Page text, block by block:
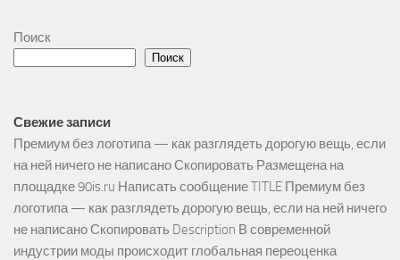
Поиск
Поиск
Свежие записи
Премиум без логотипа — как разглядеть дорогую вещь, если
на ней ничего не написано Скопировать Размещена на
площадке 90is.ru Написать сообщение TITLE Премиум без
логотипа — как разглядеть дорогую вещь, если на ней ничего
не написано Скопировать Description В современной
индустрии моды происходит глобальная переоценка